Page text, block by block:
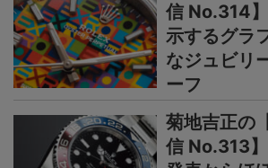
信 No.314
示するグラ
なジュビリ
ーフ
菊地吉正の
信 No.313